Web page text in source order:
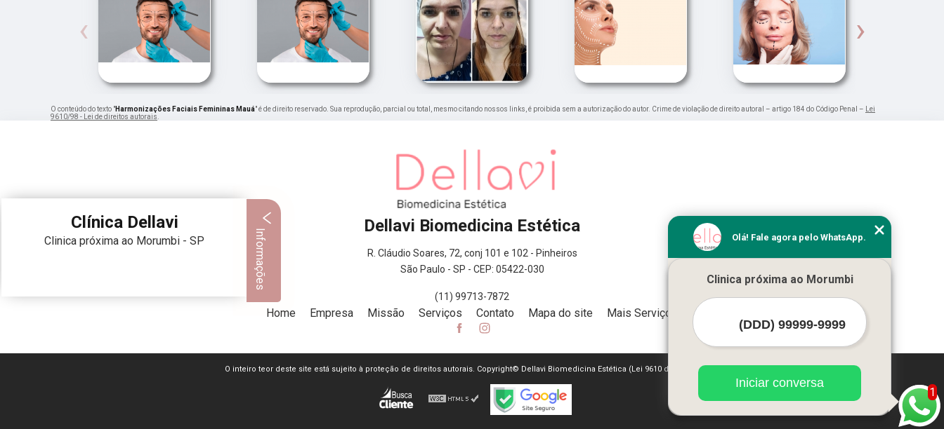
‹ ›
O conteúdo do texto "Harmonizações Faciais Femininas Mauá" é de direito reservado. Sua reprodução, parcial ou total, mesmo citando nossos links, é proibida sem a autorização do autor. Crime de violação de direito autoral – artigo 184 do Código Penal –
Lei
9610/98 - Lei de direitos autorais
Dellavi Biomedicina Estética
R. Cláudio Soares, 72, conj 101 e 102 - Pinheiros
São Paulo - SP - CEP: 05422-030
(11) 99713-7872
Home Empresa Missão Serviços Contato Mapa do site Mais Serviços
O inteiro teor deste site está sujeito à proteção de direitos autorais. Copyright© Dellavi Biomedicina Estética (Lei 9610 de 19/02/1998)
1
Olá! Fale agora pelo WhatsApp.
Clinica próxima ao Morumbi
Iniciar conversa
Clínica Dellavi
Clinica próxima ao Morumbi - SP Informações